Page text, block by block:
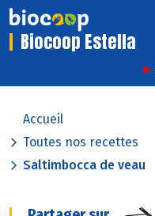
Biocoop Estella
Accueil
Toutes nos recettes
Saltimbocca de veau